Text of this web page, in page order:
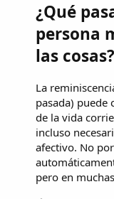
¿Qué
persona
las cosas?
La
pasada) puede
de la vida
incluso
afectivo. No
pero en